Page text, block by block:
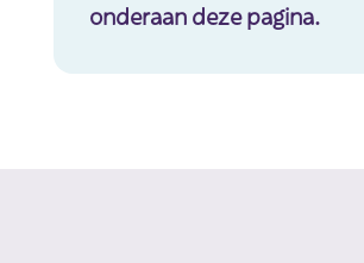
onderaan deze pagina.